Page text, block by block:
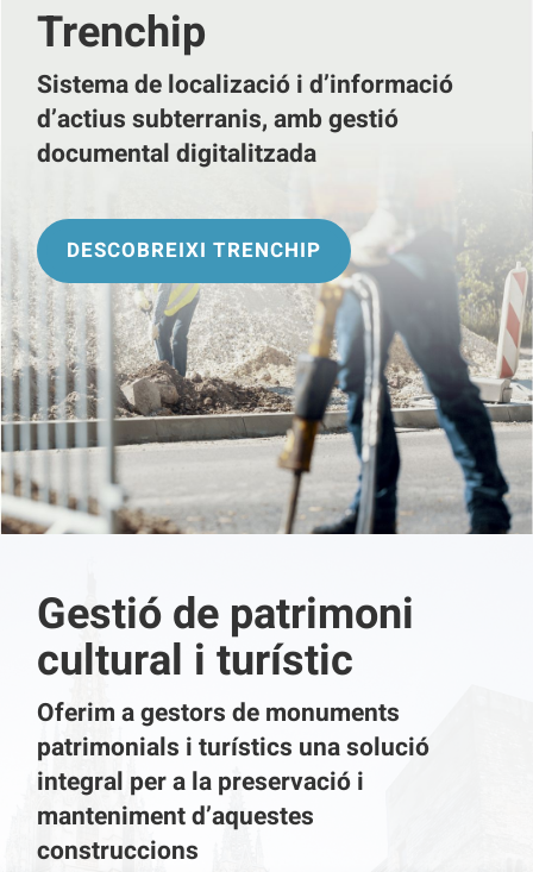
Trenchip
Sistema de localizació i d’informació
d’actius subterranis, amb gestió
documental digitalitzada
DESCOBREIXI TRENCHIP
Gestió de patrimoni
cultural i turístic
Oferim a gestors de monuments
patrimonials i turístics una solució
integral per a la preservació i
manteniment d’aquestes
construccions